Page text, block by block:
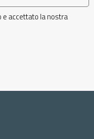
e accettato la nostra